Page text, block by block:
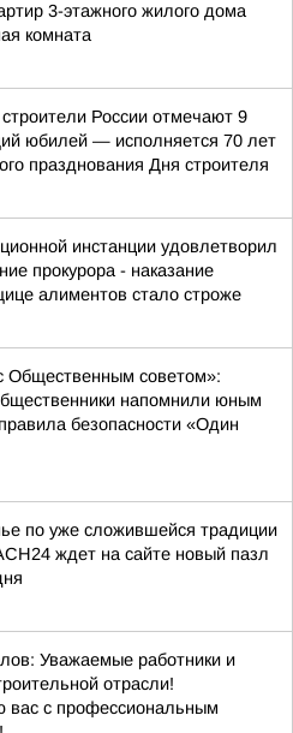
3-этажного жилого дома
комната
России отмечают 9
юбилей — исполняется 70 лет
празднования Дня строителя
инстанции удовлетворил
прокурора - наказание
алиментов стало строже
Общественным советом»:
напомнили юным
безопасности «Один
по уже сложившейся традиции
ждет на сайте новый пазл
Уважаемые работники и
отрасли!
вас с профессиональным